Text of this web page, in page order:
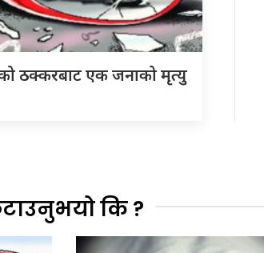
ठक्करबाट एक जनाको मृत्यु
कि ?